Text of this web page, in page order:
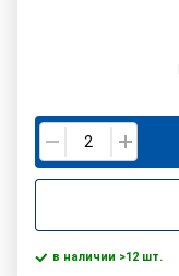
в наличии >12 шт.